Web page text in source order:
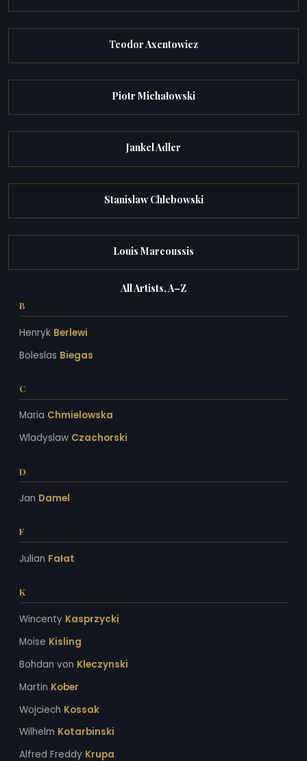
Teodor Axentowicz
Piotr Michałowski
Jankel Adler
Stanislaw Chlebowski
Louis Marcoussis
All Artists, A–Z
B
Henryk Berlewi
Boleslas Biegas
C
Maria Chmielowska
Wladyslaw Czachorski
D
Jan Damel
F
Julian Fałat
K
Wincenty Kasprzycki
Moise Kisling
Bohdan von Kleczynski
Martin Kober
Wojciech Kossak
Wilhelm Kotarbinski
Alfred Freddy Krupa